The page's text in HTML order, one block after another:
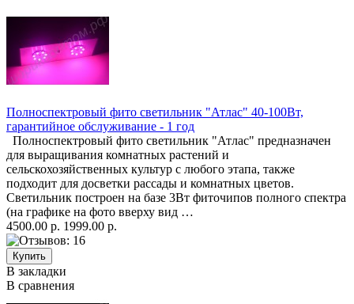
Полноспектровый фито светильник "Атлас" 40-100Вт,
гарантийное обслуживание - 1 год
Полноспектровый фито светильник "Атлас" предназначен
для выращивания комнатных растений и
сельскохозяйственных культур с любого этапа, также
подходит для досветки рассады и комнатных цветов.
Светильник построен на базе 3Вт фиточипов полного спектра
(на графике на фото вверху вид …
4500.00 р. 1999.00 р.
В закладки
В сравнения